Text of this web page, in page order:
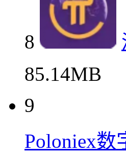
8
85.14MB
9
Poloniex数